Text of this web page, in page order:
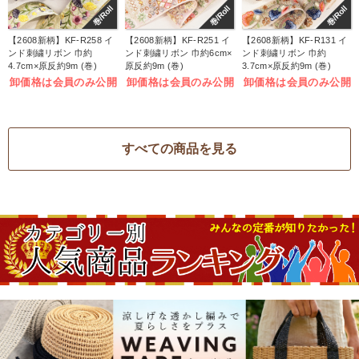
巻/Roll
【2608新柄】KF-R258 イ
ンド刺繍リボン 巾約
4.7cm×原反約9m (巻)
卸価格は会員のみ公開
巻/Roll
【2608新柄】KF-R251 イ
ンド刺繍リボン 巾約6cm×
原反約9m (巻)
卸価格は会員のみ公開
巻/Roll
【2608新柄】KF-R131 イ
ンド刺繍リボン 巾約
3.7cm×原反約9m (巻)
卸価格は会員のみ公開
すべての商品を見る